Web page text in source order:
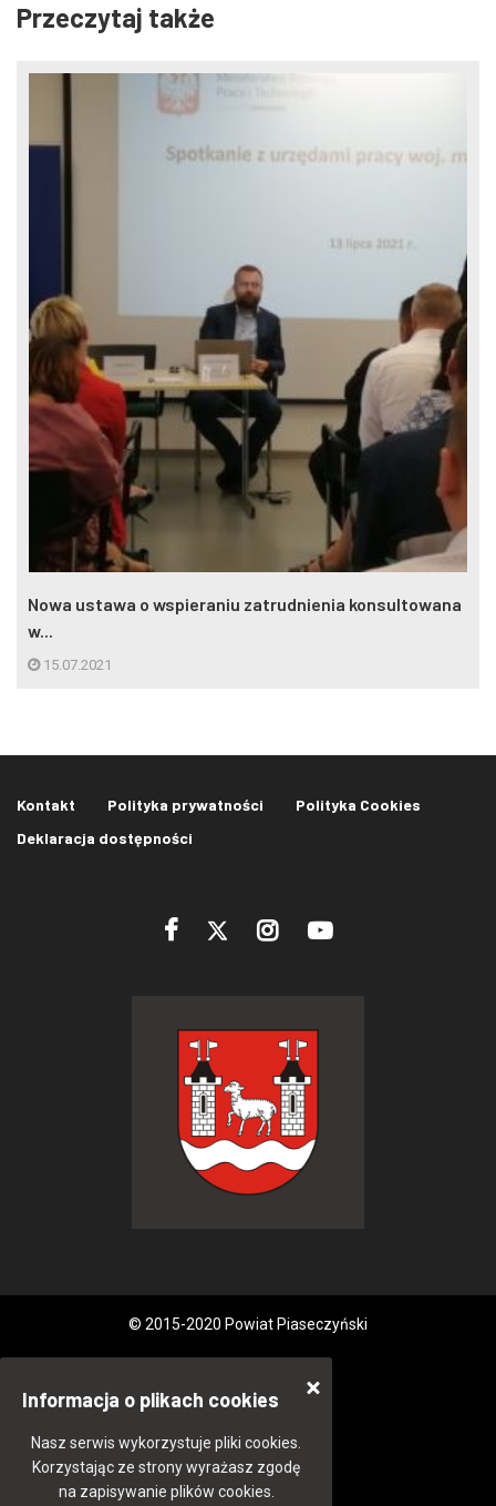
Przeczytaj także
Nowa ustawa o wspieraniu zatrudnienia konsultowana
w...
15.07.2021
Kontakt Polityka prywatności
Polityka Cookies
Deklaracja dostępności
© 2015-2020 Powiat Piaseczyński
Informacja o plikach cookies
Nasz serwis wykorzystuje pliki cookies.
Korzystając ze strony wyrażasz zgodę
na zapisywanie plików cookies.